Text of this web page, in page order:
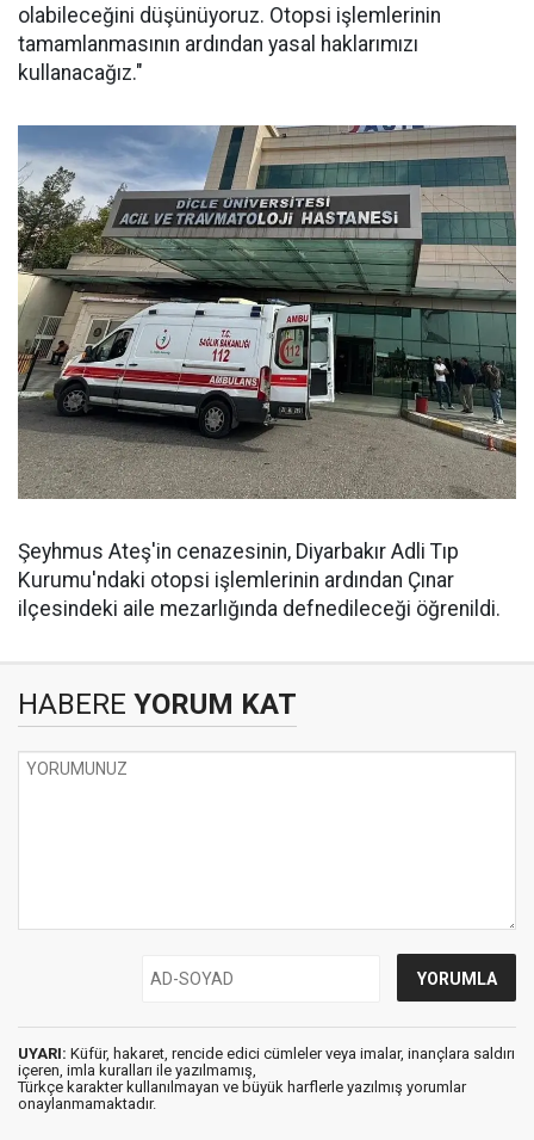
olabileceğini düşünüyoruz. Otopsi işlemlerinin
tamamlanmasının ardından yasal haklarımızı
kullanacağız."
Şeyhmus Ateş'in cenazesinin, Diyarbakır Adli Tıp
Kurumu'ndaki otopsi işlemlerinin ardından Çınar
ilçesindeki aile mezarlığında defnedileceği öğrenildi.
HABERE YORUM KAT
UYARI: Küfür, hakaret, rencide edici cümleler veya imalar, inançlara saldırı
içeren, imla kuralları ile yazılmamış,
Türkçe karakter kullanılmayan ve büyük harflerle yazılmış yorumlar
onaylanmamaktadır.